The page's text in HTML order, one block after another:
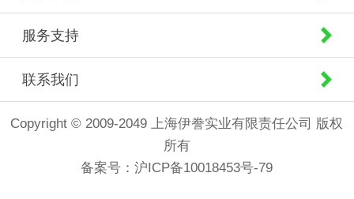
服务支持
联系我们
Copyright © 2009-2049 上海伊誊实业有限责任公司 版权
所有
备案号：沪ICP备10018453号-79